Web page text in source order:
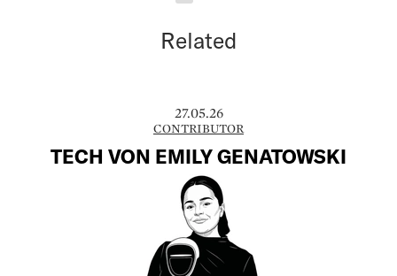
Related
27.05.26
CONTRIBUTOR
TECH VON EMILY GENATOWSKI